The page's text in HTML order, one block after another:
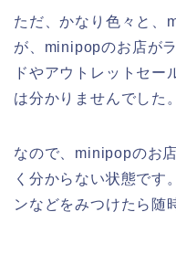
ただ、かなり色々と、
が、minipopのお店が
ドやアウトレットセー
は分かりませんでした。
なので、minipopのお
く分からない状態です
ンなどをみつけたら随